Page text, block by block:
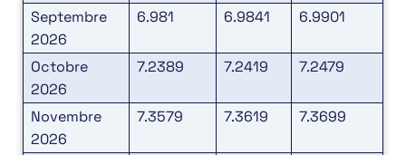
Septembre
2026
6.981 6.9841 6.9901
Octobre
2026
7.2389 7.2419 7.2479
Novembre
2026
7.3579 7.3619 7.3699